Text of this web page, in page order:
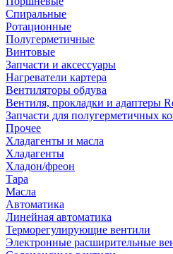
Спиральные
Ротационные
Полугерметичные
Винтовые
Запчасти и аксессуары
Нагреватели картера
Вентиляторы обдува
Вентиля, прокладки и адаптеры
Запчасти для полугерметичных
Прочее
Хладагенты и масла
Хладагенты
Хладон/фреон
Тара
Масла
Автоматика
Линейная автоматика
Терморегулирующие вентили
Электронные расширительные